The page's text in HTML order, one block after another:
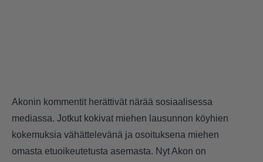
Akonin kommentit herättivät närää sosiaalisessa
mediassa. Jotkut kokivat miehen lausunnon köyhien
kokemuksia vähättelevänä ja osoituksena miehen
omasta etuoikeutetusta asemasta. Nyt Akon on